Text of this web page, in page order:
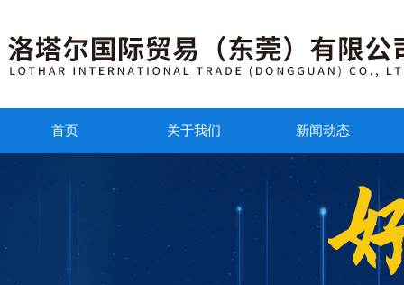
首页 关于我们 新闻动态